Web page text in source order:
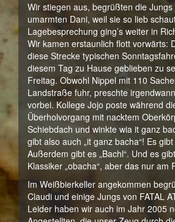
Wir stiegen aus, begrüßten die Jungs
umarmten Dani, weil sie so lieb
Lagebesprechung ging’s weiter in
Wir kamen erstaunlich flott vorwärts:
diese Strecke typischen
diesem Tag zu Hause geblieben zu
Freitag. Obwohl Nippel mit 110
Landstraße fuhr, preschte
vorbei. Kollege Jojo poste während
Überholvorgang mit nacktem
Schiebdach und winkte wia it ganz
gibt also auch „it ganz bacha“! Es
Außerdem gibt es „Bachl“. Und es
Klassiker „obacha“, aber das nur am
Im Weißbierkeller angekommen
Claudi und einige Jungs von FATAL
Leider haben wir auch im Jahr 2005